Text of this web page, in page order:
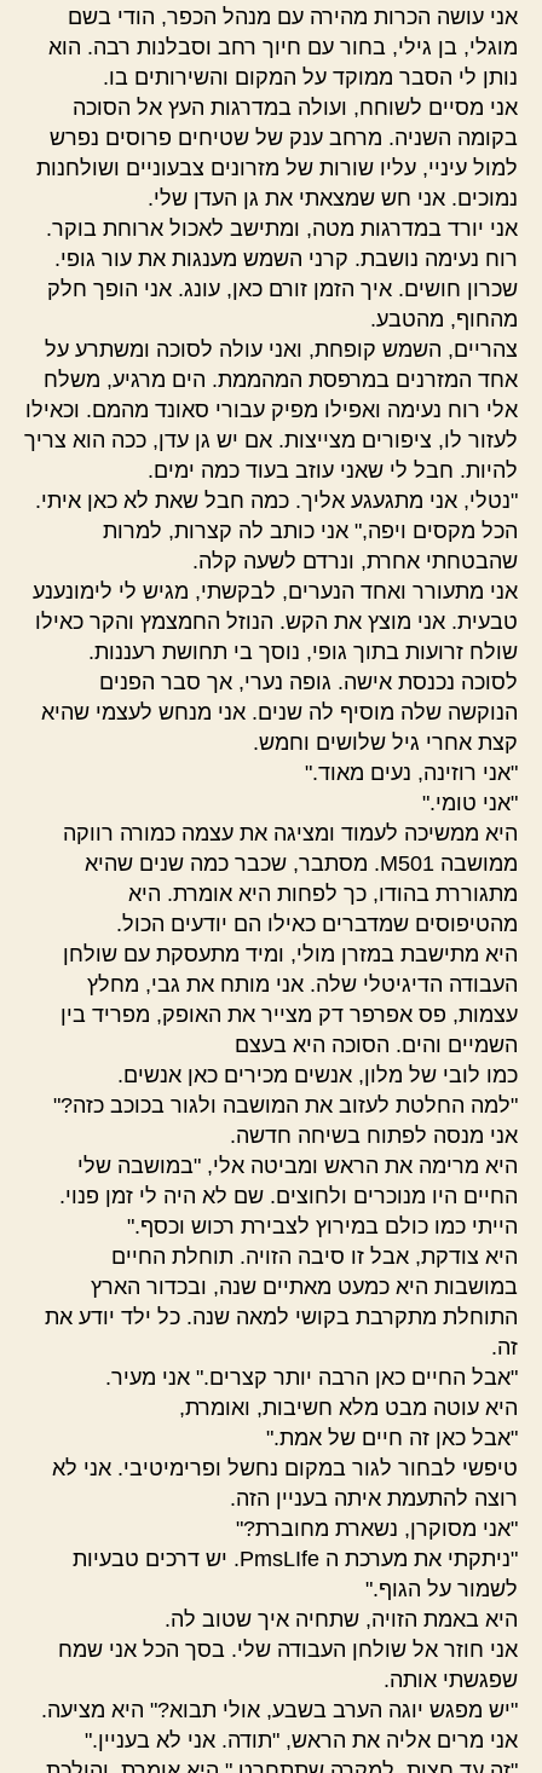
אני עושה הכרות מהירה עם מנהל הכפר, הודי בשם
מוגלי, בן גילי, בחור עם חיוך רחב וסבלנות רבה. הוא
נותן לי הסבר ממוקד על המקום והשירותים בו.
אני מסיים לשוחח, ועולה במדרגות העץ אל הסוכה
בקומה השניה. מרחב ענק של שטיחים פרוסים נפרש
למול עיניי, עליו שורות של מזרונים צבעוניים ושולחנות
נמוכים. אני חש שמצאתי את גן העדן שלי.
אני יורד במדרגות מטה, ומתישב לאכול ארוחת בוקר.
רוח נעימה נושבת. קרני השמש מענגות את עור גופי.
שכרון חושים. איך הזמן זורם כאן, עונג. אני הופך חלק
מהחוף, מהטבע.
צהריים, השמש קופחת, ואני עולה לסוכה ומשתרע על
אחד המזרנים במרפסת המהממת. הים מרגיע, משלח
אלי רוח נעימה ואפילו מפיק עבורי סאונד מהמם. וכאילו
לעזור לו, ציפורים מצייצות. אם יש גן עדן, ככה הוא צריך
להיות. חבל לי שאני עוזב בעוד כמה ימים.
"נטלי, אני מתגעגע אליך. כמה חבל שאת לא כאן איתי.
הכל מקסים ויפה," אני כותב לה קצרות, למרות
שהבטחתי אחרת, ונרדם לשעה קלה.
אני מתעורר ואחד הנערים, לבקשתי, מגיש לי לימונענע
טבעית. אני מוצץ את הקש. הנוזל החמצמץ והקר כאילו
שולח זרועות בתוך גופי, נוסך בי תחושת רעננות.
לסוכה נכנסת אישה. גופה נערי, אך סבר הפנים
הנוקשה שלה מוסיף לה שנים. אני מנחש לעצמי שהיא
קצת אחרי גיל שלושים וחמש.
"אני רוזינה, נעים מאוד."
"אני טומי."
היא ממשיכה לעמוד ומציגה את עצמה כמורה רווקה
ממושבה M501. מסתבר, שכבר כמה שנים שהיא
מתגוררת בהודו, כך לפחות היא אומרת. היא
מהטיפוסים שמדברים כאילו הם יודעים הכול.
היא מתישבת במזרן מולי, ומיד מתעסקת עם שולחן
העבודה הדיגיטלי שלה. אני מותח את גבי, מחלץ
עצמות, פס אפרפר דק מצייר את האופק, מפריד בין
השמיים והים. הסוכה היא בעצם
כמו לובי של מלון, אנשים מכירים כאן אנשים.
"למה החלטת לעזוב את המושבה ולגור בכוכב כזה?"
אני מנסה לפתוח בשיחה חדשה.
היא מרימה את הראש ומביטה אלי, "במושבה שלי
החיים היו מנוכרים ולחוצים. שם לא היה לי זמן פנוי.
הייתי כמו כולם במירוץ לצבירת רכוש וכסף."
היא צודקת, אבל זו סיבה הזויה. תוחלת החיים
במושבות היא כמעט מאתיים שנה, ובכדור הארץ
התוחלת מתקרבת בקושי למאה שנה. כל ילד יודע את
זה.
"אבל החיים כאן הרבה יותר קצרים." אני מעיר.
היא עוטה מבט מלא חשיבות, ואומרת,
"אבל כאן זה חיים של אמת."
טיפשי לבחור לגור במקום נחשל ופרימיטיבי. אני לא
רוצה להתעמת איתה בעניין הזה.
"אני מסוקרן, נשארת מחוברת?"
"ניתקתי את מערכת ה PmsLIfe. יש דרכים טבעיות
לשמור על הגוף."
היא באמת הזויה, שתחיה איך שטוב לה.
אני חוזר אל שולחן העבודה שלי. בסך הכל אני שמח
שפגשתי אותה.
"יש מפגש יוגה הערב בשבע, אולי תבוא?" היא מציעה.
אני מרים אליה את הראש, "תודה. אני לא בעניין."